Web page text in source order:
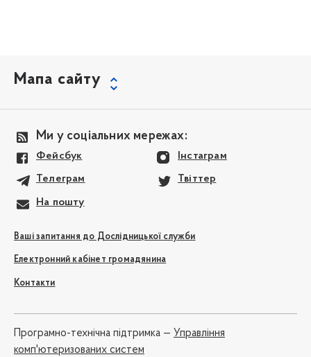
Мапа сайту
Ми у соціальних мережах:
Фейсбук Інстаграм
Телеграм Твіттер
На пошту
Ваші запитання до Дослідницької служби
Електронний кабінет громадянина
Контакти
Програмно-технічна підтримка — Управління
комп'ютеризованих систем